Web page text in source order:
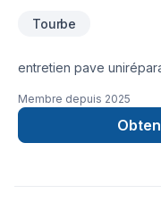
est axée sur la
extérieurs. Nos clients
de qualité supérieure.
Tourbe
entretien pave
Membre depuis 2025